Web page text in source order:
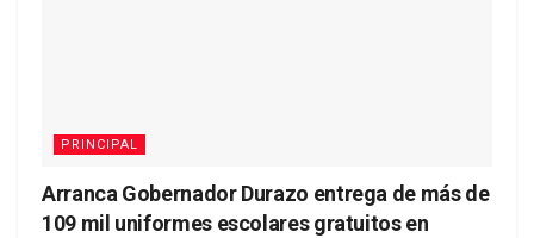
PRINCIPAL
Arranca Gobernador Durazo entrega de más de
109 mil uniformes escolares gratuitos en